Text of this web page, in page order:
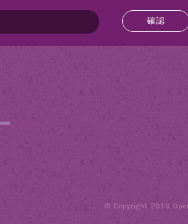
確認
© Copyright 2019